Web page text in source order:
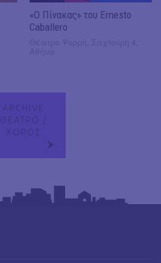
«Ο Πίνακας» του Ernesto
Caballero
ARCHIVE
ΘΕΑΤΡΟ /
ΧΟΡΟΣ